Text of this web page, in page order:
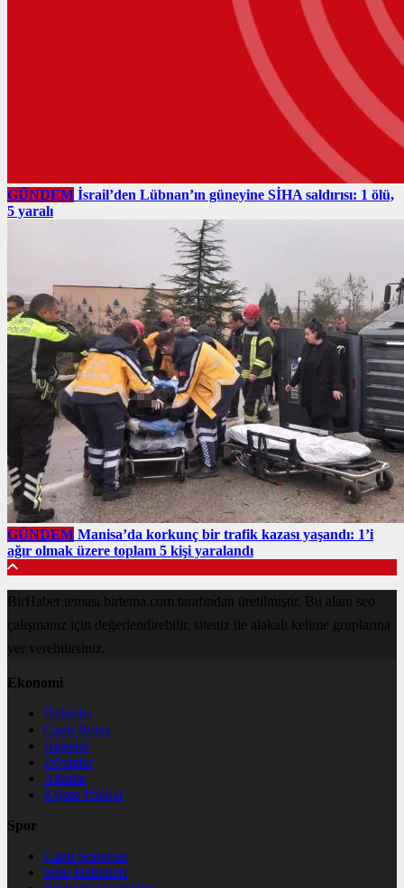
GÜNDEM İsrail’den Lübnan’ın güneyine SİHA saldırısı: 1 ölü,
5 yaralı
GÜNDEM Manisa’da korkunç bir trafik kazası yaşandı: 1’i
ağır olmak üzere toplam 5 kişi yaralandı
BirHaber teması birtema.com tarafından üretilmiştir. Bu alanı seo
çalışmanız için değerlendirebilir, siteniz ile alakalı kelime gruplarına
yer verebilirsiniz.
Ekonomi
Haberler
Canlı Borsa
Hisseler
Dövizler
Altınlar
Kripto Paralar
Spor
Canlı Sonuçlar
Spor Haberleri